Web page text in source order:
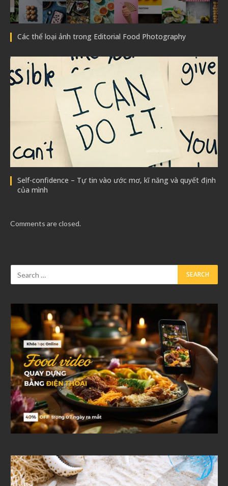
Các thể loại ảnh trong Editorial Food Photography
Self-confidence – Tự tin vào ước mơ, kĩ năng và quyết định
của mình
Comments are closed.